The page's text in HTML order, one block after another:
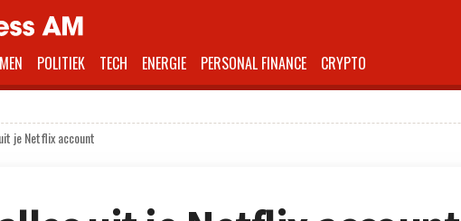
POLITIEK TECH ENERGIE PERSONAL FINANCE CRYPTO
je Netflix account